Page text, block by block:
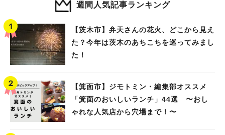
週間人気記事ランキング
【茨木市】弁天さんの花火、どこから見え
た？今年は茨木のあちこちを巡ってみまし
た！
【箕面市】ジモトミン・編集部オススメ
「箕面のおいしいランチ」44選 〜おし
ゃれな人気店から穴場まで！〜